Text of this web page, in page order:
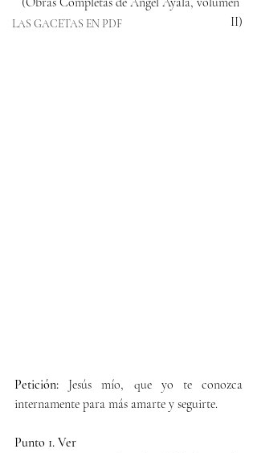
LAS GACETAS EN PDF
II)
Petición: Jesús mío, que yo te conozca
internamente para más amarte y seguirte.
Punto 1. Ver